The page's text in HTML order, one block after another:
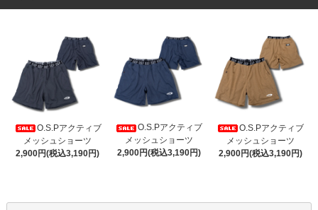
O.S.Pアクティブ
メッシュショーツ
2,900円(税込3,190円)
O.S.Pアクティブ
メッシュショーツ
2,900円(税込3,190円)
O.S.Pアクティブ
メッシュショーツ
2,900円(税込3,190円)